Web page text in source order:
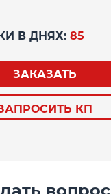
В ДНЯХ: 85
ЗАКАЗАТЬ
КП